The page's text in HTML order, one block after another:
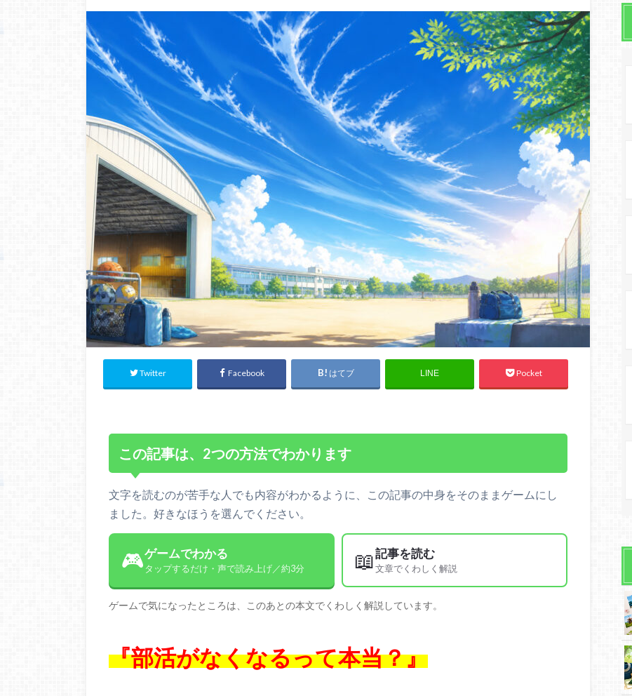
Twitter Facebook はてブ LINE Pocket
この記事は、2つの方法でわかります
文字を読むのが苦手な人でも内容がわかるように、この記事の中身をそのままゲームにし
ました。好きなほうを選んでください。
🎮ゲームでわかる
タップするだけ・声で読み上げ／約3分 📖記事を読む
文章でくわしく解説
ゲームで気になったところは、このあとの本文でくわしく解説しています。
『部活がなくなるって本当？』